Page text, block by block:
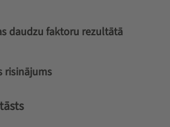
daudzu faktoru rezultātā
risinājums